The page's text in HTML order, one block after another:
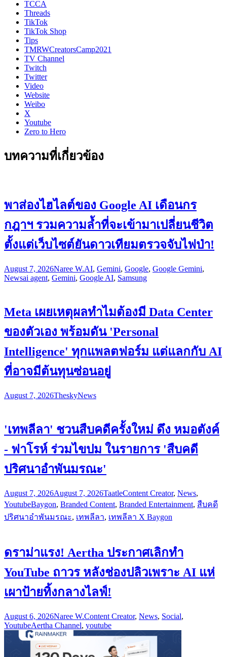
TCCA
Threads
TikTok
TikTok Shop
Tips
TMRWCreatorsCamp2021
TV Channel
Twitch
Twitter
Video
Website
Weibo
X
Youtube
Zero to Hero
บทความที่เกี่ยวข้อง
พาส่องไฮไลต์ของ Google AI เดือนกร
กฎาฯ รวมความล้ำที่จะเข้ามาเปลี่ยนชีวิต
ตั้งแต่เว็บไซต์ยันดาวเทียมตรวจจับไฟป่า!
August 7, 2026Naree W.AI, Gemini, Google, Google Gemini,
Newsai agent, Gemini, Google AI, Samsung
Meta เผยเหตุผลทำไมต้องมี Data Center
ของตัวเอง พร้อมดัน 'Personal
Intelligence' ทุกแพลตฟอร์ม แต่แลกกับ AI
ที่อาจมีต้นทุนซ่อนอยู่
August 7, 2026TheskyNews
'เทพลีลา' ชวนสืบคดีครั้งใหม่ ดึง หมอตังค์
- ฟาโรห์ ร่วมไขปม ในรายการ 'สืบคดี
ปริศนาอำพันมรณะ'
August 7, 2026August 7, 2026TaatleContent Creator, News,
YoutubeBaygon, Branded Content, Branded Entertainment, สืบคดี
ปริศนาอำพันมรณะ, เทพลีลา, เทพลีลา X Baygon
ดราม่าแรง! Aertha ประกาศเลิกทำ
YouTube ถาวร หลังช่องปลิวเพราะ AI แห่
เผาป้ายทิ้งกลางไลฟ์!
August 6, 2026Naree W.Content Creator, News, Social,
YoutubeAertha Channel, youtube